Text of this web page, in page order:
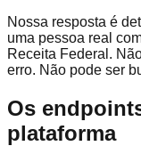
Nossa resposta é
uma pessoa real
Receita Federal.
erro. Não pode ser
Os
plataforma